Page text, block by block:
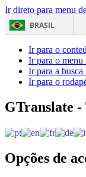
Ir direto para menu
BRASIL
Ir para o
Ir para o menu
Ir para a busca
Ir para o
GTranslate -
Opções de